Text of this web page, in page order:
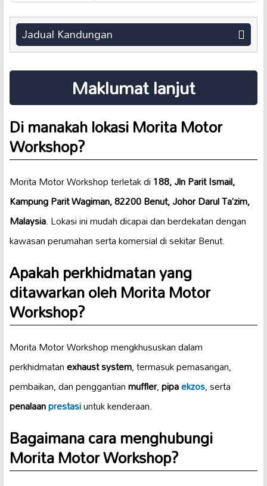
Jadual Kandungan
Maklumat lanjut
Di manakah lokasi Morita Motor
Workshop?
Morita Motor Workshop terletak di188, Jln Parit Ismail,
Kampung Parit Wagiman, 82200 Benut, Johor Darul Ta’zim,
Malaysia. Lokasi ini mudah dicapai dan berdekatan dengan
kawasan perumahan serta komersial di sekitar Benut.
Apakah perkhidmatan yang
ditawarkan oleh Morita Motor
Workshop?
Morita Motor Workshop mengkhususkan dalam
perkhidmatanexhaust system, termasuk pemasangan,
pembaikan, dan penggantianmuffler,pipaekzos, serta
penalaanprestasiuntuk kenderaan.
Bagaimana cara menghubungi
Morita Motor Workshop?